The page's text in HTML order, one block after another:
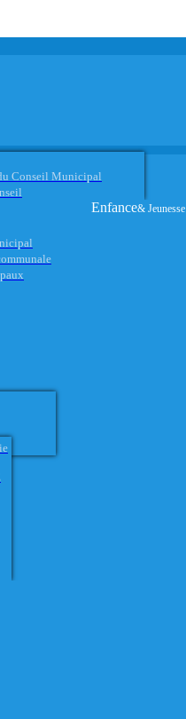
Conseil Municipal
Enfance& Jeunesse